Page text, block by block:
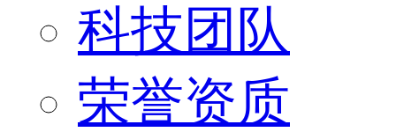
科技团队
荣誉资质